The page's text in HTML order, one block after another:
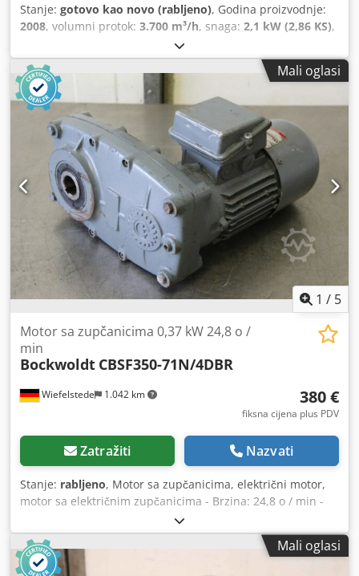
Stanje: gotovo kao novo (rabljeno), Godina proizvodnje:
2008, volumni protok: 3.700 m³/h, snaga: 2,1 kW (2,86 KS),
, Systemair KTEX 60-35-4 Atex
ventilator 2,1 kW 3700 m3 može se ugraditi u zračne
kanale Dcodpfx Aievu Hrksvek KTEX ventilatori imaju
kompaktan, aerodinamični dizajn i snažan, prema naprijed
zakrivljeni centrifugalni rotor te su spojeni s pouzdanim AC
motorima s ATEX certifikatom. Snaga 2,1 kW Napon
230/400V 50Hz 5.8/3.8A IP44 Snaga 2,1 KW Protok zraka
maks. 3,704 m³/h Tlak: 580 Pa Broj okretaja impelera: 1.392
o/min Protok zraka maks. 3,704 m³/h Minimalni statički
protutlak 225 Pa Temperatura transportiranog zraka max
40 °C Maksimalna temperatura transportiranog zraka s
kontrolom brzine 40 °C Klasa izolacije F Oznaka zaštite od
eksplozije II 2 G Ex eb h IIB+H₂ T3 Gb Certifikat Presafe
17ATEX9970X Temperatura okoline i voda -20 do 40 °C
Dimenzije i težine Ulaz (visina x širina) 350 x 600 mm Izljev
(visina x širina) 350 x 600 mm Težina 42kg
Mali oglasi
1 / 5
Wiefelstede 1.042 km
Motor sa zupčanicima 0,37 kW 24,8 o /
min
Bockwoldt CBSF350-71N/4DBR
380 €
fiksna cijena plus PDV
Zatražiti Nazvati
Stanje: rabljeno, Motor sa zupčanicima, električni motor,
motor sa električnim zupčanicima - Brzina: 24,8 o / min -
Snaga: 0,37 kW - Promjer šupljeg vratila: Ø 30 mm -
Konstrukcija: šuplje vratilo - Klasa zaštite: IP 55 - Kočnica -
Dimenzije: 340/290 / H210 mm - Težina: 21 kg Dcodpfocxup
Isx Aivsk
Mali oglasi